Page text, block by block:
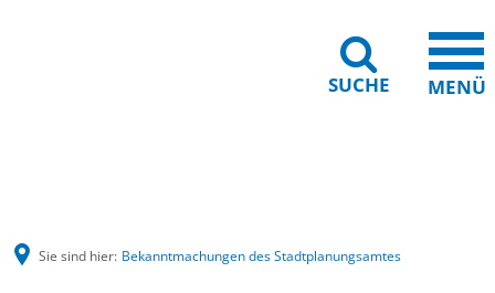
SUCHE MENÜ
Sie sind hier: Bekanntmachungen des Stadtplanungsamtes